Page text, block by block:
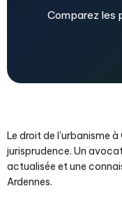
Comparez les
Le droit de l'urbanisme
jurisprudence. Un
actualisée et une
Ardennes.